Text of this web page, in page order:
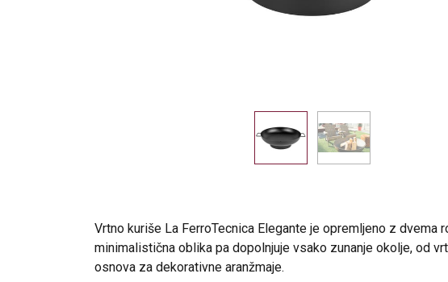
Vrtno kuriše La FerroTecnica Elegante je opremljeno z
minimalistična oblika pa dopolnjuje vsako zunanje okolje, od
osnova za dekorativne aranžmaje.